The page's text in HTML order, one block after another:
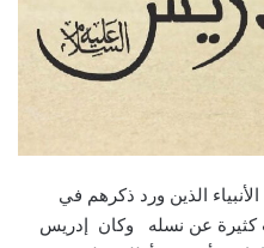
الذين ورد ذكرهم في
كثيرة عن نسله وكان إدريس